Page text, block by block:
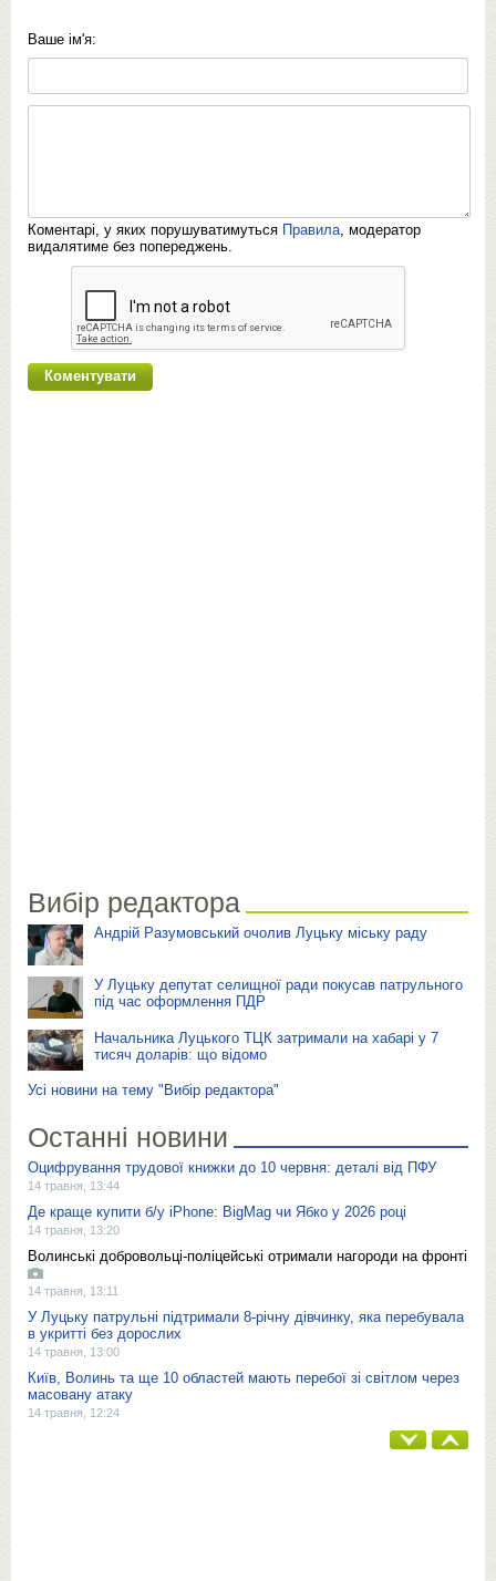
Ваше ім'я:
Коментарі, у яких порушуватимуться Правила , модератор
видалятиме без попереджень.
Вибір редактора
Андрій Разумовський очолив Луцьку міську раду
У Луцьку депутат селищної ради покусав патрульного
під час оформлення ПДР
Начальника Луцького ТЦК затримали на хабарі у 7
тисяч доларів: що відомо
Усі новини на тему "Вибір редактора"
Останні новини
Оцифрування трудової книжки до 10 червня: деталі від ПФУ
14 травня, 13:44
Де краще купити б/у iPhone: BigMag чи Ябко у 2026 році
14 травня, 13:20
Волинські добровольці-поліцейські отримали нагороди на фронті
14 травня, 13:11
У Луцьку патрульні підтримали 8-річну дівчинку, яка перебувала
в укритті без дорослих
14 травня, 13:00
Київ, Волинь та ще 10 областей мають перебої зі світлом через
масовану атаку
14 травня, 12:24